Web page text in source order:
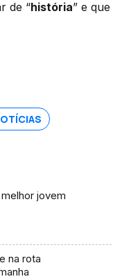
de “história” e que
jovem
na rota